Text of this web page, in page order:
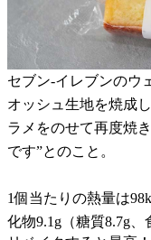
セブン-イレブンのウ
オッシュ生地を焼成
ラメをのせて再度焼
です”とのこと。
1個当たりの熱量は
化物9.1g（糖質8.7g、